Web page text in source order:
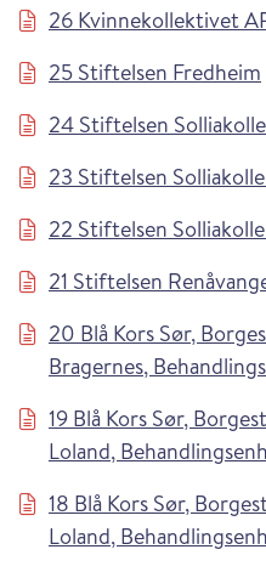
26 Kvinnekollektivet
25 Stiftelsen Fredheim
24 Stiftelsen
23 Stiftelsen
22 Stiftelsen
21 Stiftelsen
20 Blå Kors Sør,
Bragernes,
19 Blå Kors Sør,
Loland,
18 Blå Kors Sør,
Loland,